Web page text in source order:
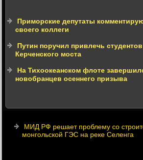
Приморские депутаты
своего коллеги
Путин поручил привлечь
Керченского моста
На Тихоокеанском флоте
новобранцев осеннего призыва
МИД РФ решает проблему со
монгольской ГЭС на реке Селенга